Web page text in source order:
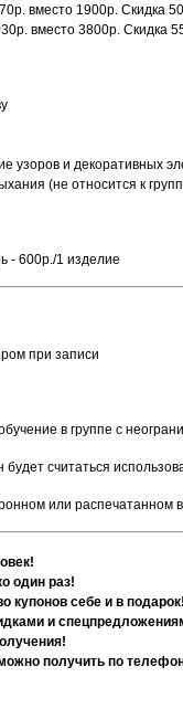
вместо 1900р. Скидка
вместо 3800р. Скидка
узоров и декоративных
(не относится к
- 600р./1 изделие
при записи
в группе с
считаться
или распечатанном
один раз!
купонов себе и в подарок!
и
получить по